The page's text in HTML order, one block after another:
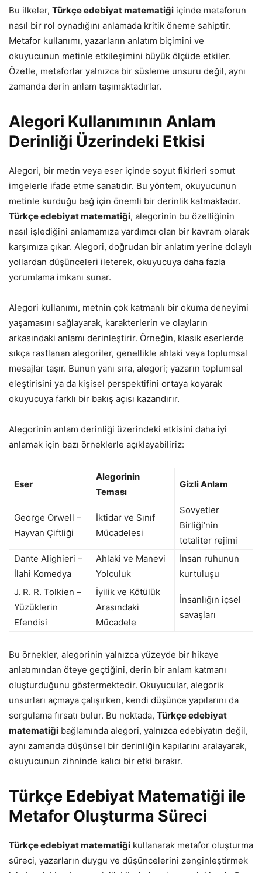
Bu ilkeler, Türkçe edebiyat matematiği içinde metaforun
nasıl bir rol oynadığını anlamada kritik öneme sahiptir.
Metafor kullanımı, yazarların anlatım biçimini ve
okuyucunun metinle etkileşimini büyük ölçüde etkiler.
Özetle, metaforlar yalnızca bir süsleme unsuru değil, aynı
zamanda derin anlam taşımaktadırlar.
Alegori Kullanımının Anlam
Derinliği Üzerindeki Etkisi
Alegori, bir metin veya eser içinde soyut fikirleri somut
imgelerle ifade etme sanatıdır. Bu yöntem, okuyucunun
metinle kurduğu bağ için önemli bir derinlik katmaktadır.
Türkçe edebiyat matematiği, alegorinin bu özelliğinin
nasıl işlediğini anlamamıza yardımcı olan bir kavram olarak
karşımıza çıkar. Alegori, doğrudan bir anlatım yerine dolaylı
yollardan düşünceleri ileterek, okuyucuya daha fazla
yorumlama imkanı sunar.
Alegori kullanımı, metnin çok katmanlı bir okuma deneyimi
yaşamasını sağlayarak, karakterlerin ve olayların
arkasındaki anlamı derinleştirir. Örneğin, klasik eserlerde
sıkça rastlanan alegoriler, genellikle ahlaki veya toplumsal
mesajlar taşır. Bunun yanı sıra, alegori; yazarın toplumsal
eleştirisini ya da kişisel perspektifini ortaya koyarak
okuyucuya farklı bir bakış açısı kazandırır.
Alegorinin anlam derinliği üzerindeki etkisini daha iyi
anlamak için bazı örneklerle açıklayabiliriz:
Eser
Alegorinin
Teması
Gizli Anlam
George Orwell –
Hayvan Çiftliği
İktidar ve Sınıf
Mücadelesi
Sovyetler
Birliği’nin
totaliter rejimi
Dante Alighieri –
İlahi Komedya
Ahlaki ve Manevi
Yolculuk
İnsan ruhunun
kurtuluşu
J. R. R. Tolkien –
Yüzüklerin
Efendisi
İyilik ve Kötülük
Arasındaki
Mücadele
İnsanlığın içsel
savaşları
Bu örnekler, alegorinin yalnızca yüzeyde bir hikaye
anlatımından öteye geçtiğini, derin bir anlam katmanı
oluşturduğunu göstermektedir. Okuyucular, alegorik
unsurları açmaya çalışırken, kendi düşünce yapılarını da
sorgulama fırsatı bulur. Bu noktada, Türkçe edebiyat
matematiği bağlamında alegori, yalnızca edebiyatın değil,
aynı zamanda düşünsel bir derinliğin kapılarını aralayarak,
okuyucunun zihninde kalıcı bir etki bırakır.
Türkçe Edebiyat Matematiği ile
Metafor Oluşturma Süreci
Türkçe edebiyat matematiği kullanarak metafor oluşturma
süreci, yazarların duygu ve düşüncelerini zenginleştirmek